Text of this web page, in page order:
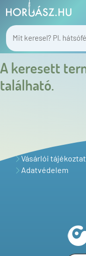
A keresett
található.
Vásárlói
Adatvédelem